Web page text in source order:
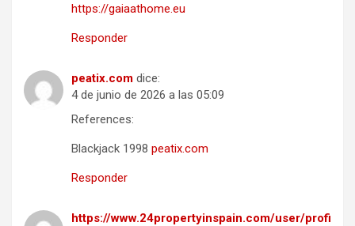
https://gaiaathome.eu
Responder
peatix.com dice:
4 de junio de 2026 a las 05:09
References:
Blackjack 1998 peatix.com
Responder
https://www.24propertyinspain.com/user/profi